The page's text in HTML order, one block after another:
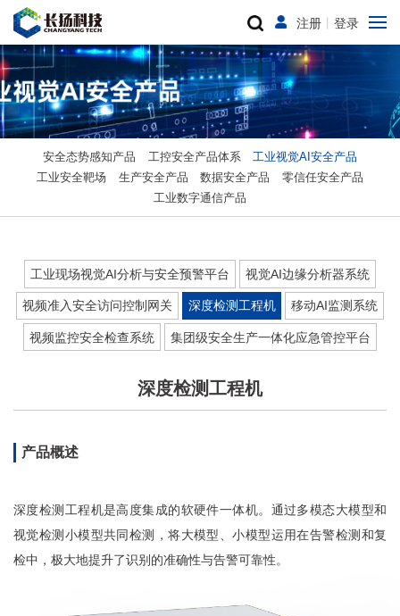
注册 丨登录
安全态势感知产品 工控安全产品体系
工业视觉AI安全产品
工业安全靶场
生产安全产品 数据安全产品
零信任安全产品
工业数字通信产品
工业现场视觉AI分析与安全预警平台 视觉AI边缘分析器系统
视频准入安全访问控制网关 深度检测工程机 移动AI监测系统
视频监控安全检查系统 集团级安全生产一体化应急管控平台
深度检测工程机
产品概述
深度检测工程机是高度集成的软硬件一体机。通过多模态大模型和
视觉检测小模型共同检测，将大模型、小模型运用在告警检测和复
检中，极大地提升了识别的准确性与告警可靠性。